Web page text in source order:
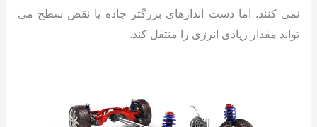
نمی کنند. اما دست اندازهای بزرگتر جاده یا نقص سطح می
تواند مقدار زیادی انرژی را منتقل کند.